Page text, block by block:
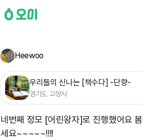
Heewoo
우리들의 신나는 [책수다] -단향-
경기도 고양시
네번째 정모 [어린왕자]로 진행했어요
세요~~~~~!!!!